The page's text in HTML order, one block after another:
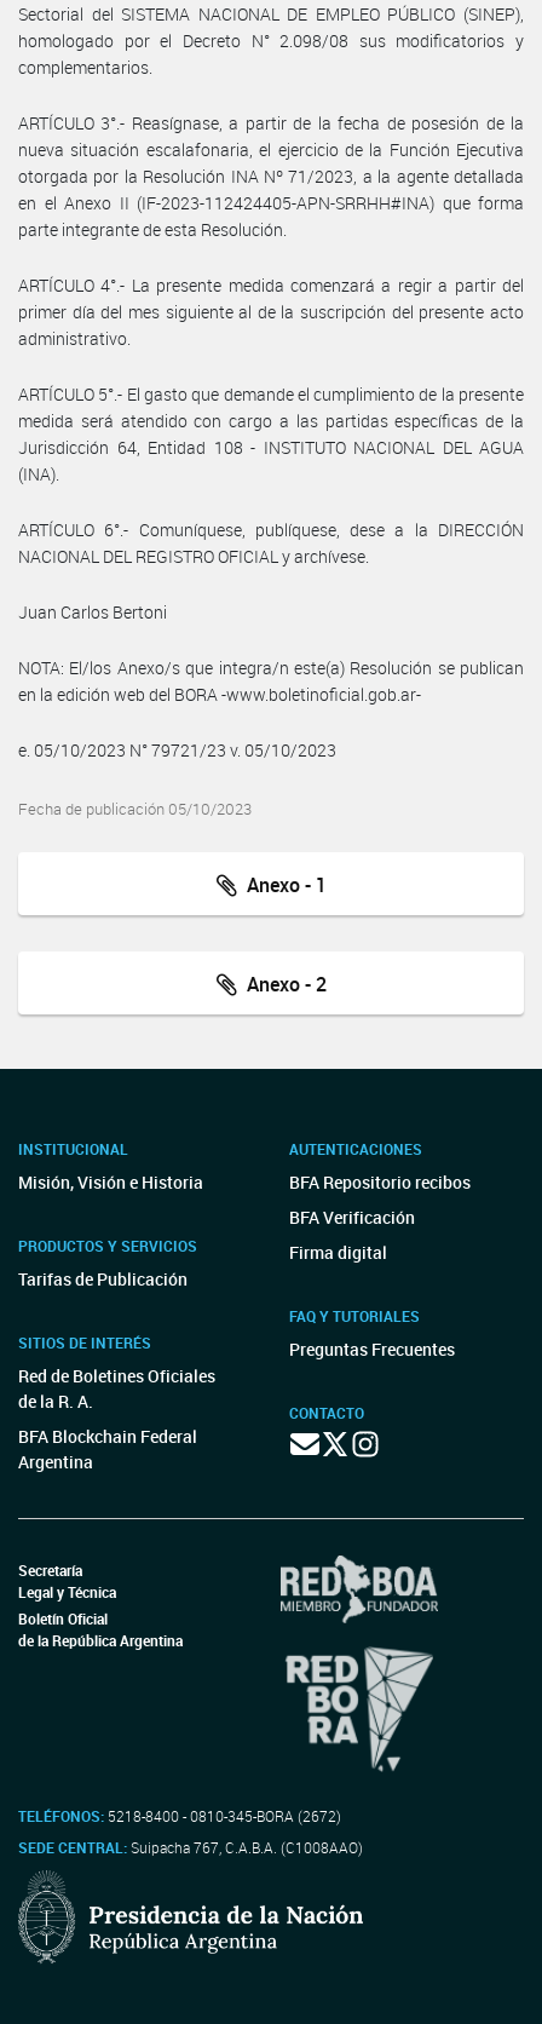
Sectorial del SISTEMA NACIONAL DE EMPLEO PÚBLICO (SINEP),
homologado por el Decreto N° 2.098/08 sus modificatorios y
complementarios.
ARTÍCULO 3°.- Reasígnase, a partir de la fecha de posesión de la
nueva situación escalafonaria, el ejercicio de la Función Ejecutiva
otorgada por la Resolución INA Nº 71/2023, a la agente detallada
en el Anexo II (IF-2023-112424405-APN-SRRHH#INA) que forma
parte integrante de esta Resolución.
ARTÍCULO 4°.- La presente medida comenzará a regir a partir del
primer día del mes siguiente al de la suscripción del presente acto
administrativo.
ARTÍCULO 5°.- El gasto que demande el cumplimiento de la presente
medida será atendido con cargo a las partidas específicas de la
Jurisdicción 64, Entidad 108 - INSTITUTO NACIONAL DEL AGUA
(INA).
ARTÍCULO 6°.- Comuníquese, publíquese, dese a la DIRECCIÓN
NACIONAL DEL REGISTRO OFICIAL y archívese.
Juan Carlos Bertoni
NOTA: El/los Anexo/s que integra/n este(a) Resolución se publican
en la edición web del BORA -www.boletinoficial.gob.ar-
e. 05/10/2023 N° 79721/23 v. 05/10/2023
Fecha de publicación 05/10/2023
Anexo - 1
Anexo - 2
INSTITUCIONAL
Misión, Visión e Historia
PRODUCTOS Y SERVICIOS
Tarifas de Publicación
SITIOS DE INTERÉS
Red de Boletines Oficiales
de la R. A.
BFA Blockchain Federal
Argentina
AUTENTICACIONES
BFA Repositorio recibos
BFA Verificación
Firma digital
FAQ Y TUTORIALES
Preguntas Frecuentes
CONTACTO
Secretaría
Legal y Técnica
Boletín Oficial
de la República Argentina
TELÉFONOS: 5218-8400 - 0810-345-BORA (2672)
SEDE CENTRAL:Suipacha 767, C.A.B.A. (C1008AAO)